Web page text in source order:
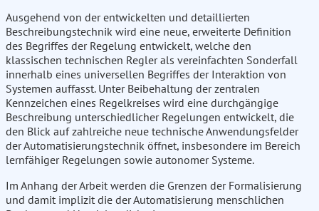
Ausgehend von der entwickelten und detaillierten
Beschreibungstechnik wird eine neue, erweiterte Definition
des Begriffes der Regelung entwickelt, welche den
klassischen technischen Regler als vereinfachten Sonderfall
innerhalb eines universellen Begriffes der Interaktion von
Systemen auffasst. Unter Beibehaltung der zentralen
Kennzeichen eines Regelkreises wird eine durchgängige
Beschreibung unterschiedlicher Regelungen entwickelt, die
den Blick auf zahlreiche neue technische Anwendungsfelder
der Automatisierungstechnik öffnet, insbesondere im Bereich
lernfähiger Regelungen sowie autonomer Systeme.
Im Anhang der Arbeit werden die Grenzen der Formalisierung
und damit implizit die der Automatisierung menschlichen